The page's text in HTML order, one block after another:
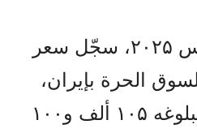
يوم السبت ۲۹ مارس ۲۰۲۵، سجّل سعر
الحرة بإيران،
رقمًا قياسيًا جديدًا ببلوغه ۱۰۵ ألف و۱۰۰